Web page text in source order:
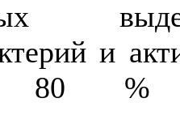
и
80 %